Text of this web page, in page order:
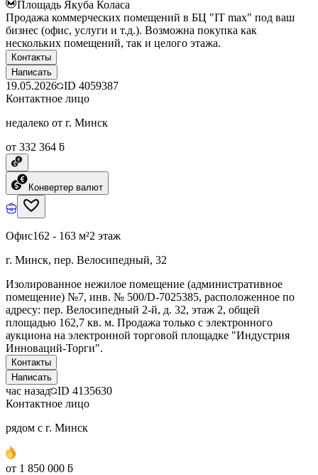
Площадь Якуба Коласа
Продажа коммерческих помещений в БЦ "IT max" под ваш
бизнес (офис, услуги и т.д.). Возможна покупка как
нескольких помещений, так и целого этажа.
Контакты
Написать
19.05.2026 ID 4059387
Контактное лицо
недалеко от г. Минск
от 332 364 ƃ
Конвертер валют
Офис162 - 163 м²2 этаж
г. Минск, пер. Велосипедный, 32
Изолированное нежилое помещение (административное
помещение) №7, инв. № 500/D-7025385, расположенное по
адресу: пер. Велосипедный 2-й, д. 32, этаж 2, общей
площадью 162,7 кв. м. Продажа только с электронного
аукциона на электронной торговой площадке "Индустрия
Инноваций-Торги".
Контакты
Написать
час назад ID 4135630
Контактное лицо
рядом с г. Минск
от 1 850 000 ƃ